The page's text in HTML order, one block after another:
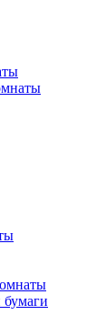
бумаги